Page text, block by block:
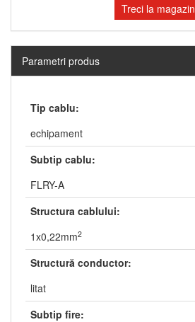
Treci la magazin
Parametri produs
Tip cablu:
echipament
Subtip cablu:
FLRY-A
Structura cablului:
1x0,22mm2
Structură conductor:
litat
Subtip fire: